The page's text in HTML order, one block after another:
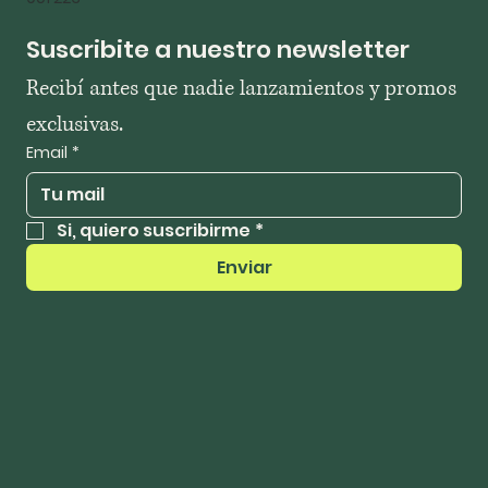
Suscribite a nuestro newsletter
Recibí antes que nadie lanzamientos y promos
exclusivas.
Email *
Si, quiero suscribirme *
Enviar